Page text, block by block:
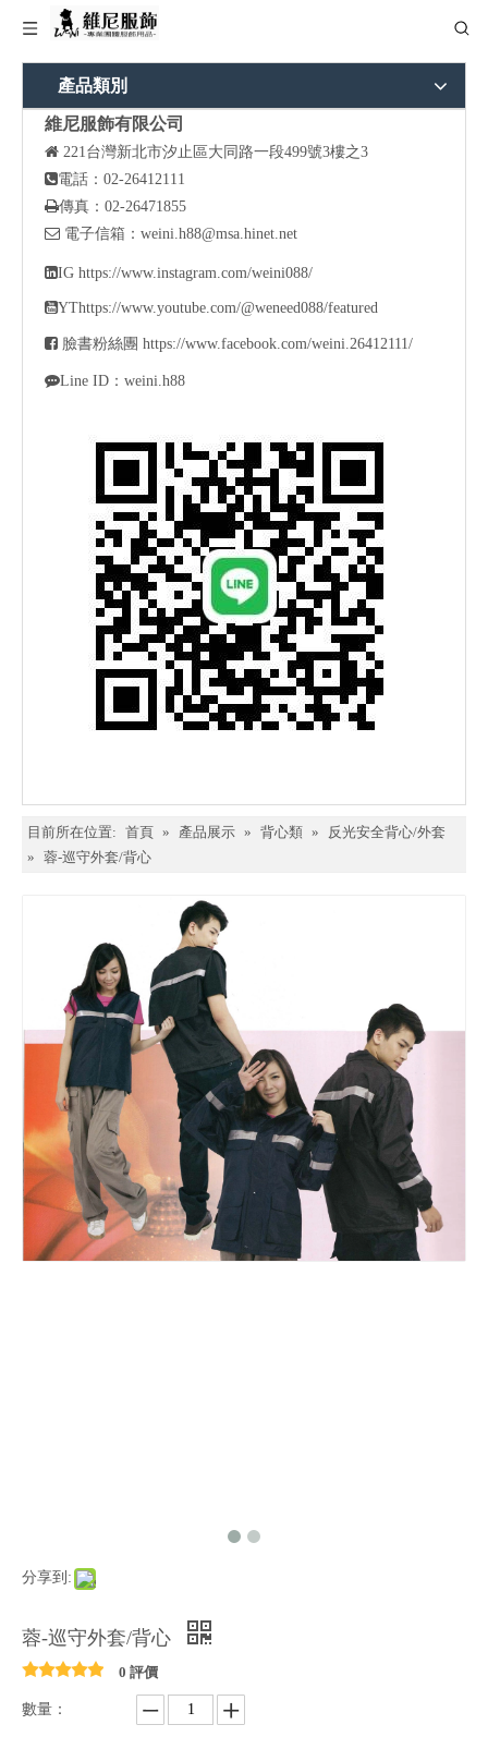
產品類別
維尼服飾有限公司
 221台灣新北市汐止區大同路一段499號3樓之3
電話：02-26412111
傳真：02-26471855
 電子信箱： weini.h88@msa.hinet.net
IG https://www.instagram.com/weini088/
YThttps://www.youtube.com/@weneed088/featured
 臉書粉絲團 https://www.facebook.com/weini.26412111/
Line ID：weini.h88
目前所在位置: 首頁 » 產品展示 » 背心類 »
反光安全背心/外套
» 蓉-巡守外套/背心
分享到:
蓉-巡守外套/背心
0 評價
數量：